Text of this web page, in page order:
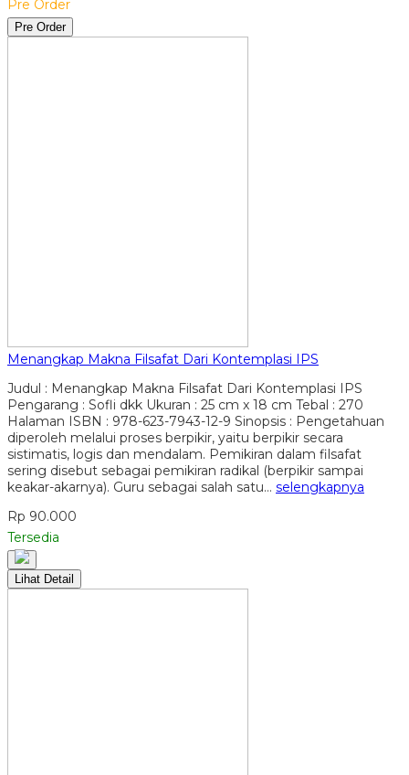
Pre Order
Pre Order
Menangkap Makna Filsafat Dari Kontemplasi IPS
Judul : Menangkap Makna Filsafat Dari Kontemplasi IPS
Pengarang : Sofli dkk Ukuran : 25 cm x 18 cm Tebal : 270
Halaman ISBN : 978-623-7943-12-9 Sinopsis : Pengetahuan
diperoleh melalui proses berpikir, yaitu berpikir secara
sistimatis, logis dan mendalam. Pemikiran dalam filsafat
sering disebut sebagai pemikiran radikal (berpikir sampai
keakar-akarnya). Guru sebagai salah satu… selengkapnya
Rp 90.000
Tersedia
Lihat Detail